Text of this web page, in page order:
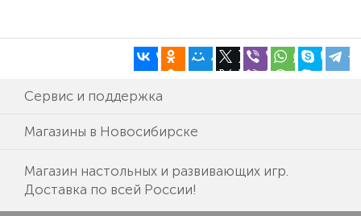
Сервис и поддержка
Магазины в Новосибирске
Магазин настольных и развивающих игр.
Доставка по всей России!